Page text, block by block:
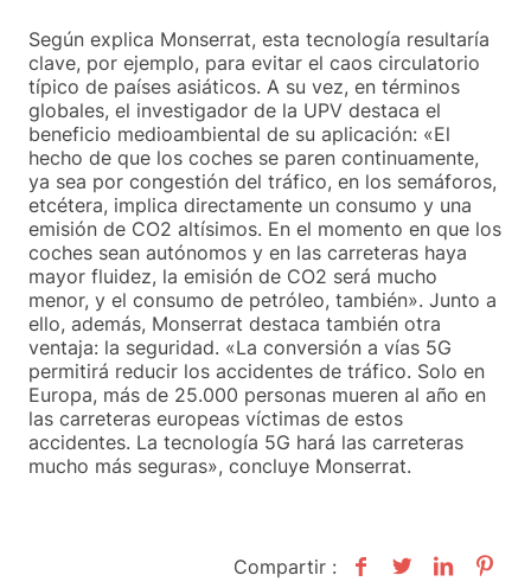
Según explica Monserrat, esta tecnología resultaría
clave, por ejemplo, para evitar el caos circulatorio
típico de países asiáticos. A su vez, en términos
globales, el investigador de la UPV destaca el
beneficio medioambiental de su aplicación: «El
hecho de que los coches se paren continuamente,
ya sea por congestión del tráfico, en los semáforos,
etcétera, implica directamente un consumo y una
emisión de CO2 altísimos. En el momento en que los
coches sean autónomos y en las carreteras haya
mayor fluidez, la emisión de CO2 será mucho
menor, y el consumo de petróleo, también». Junto a
ello, además, Monserrat destaca también otra
ventaja: la seguridad. «La conversión a vías 5G
permitirá reducir los accidentes de tráfico. Solo en
Europa, más de 25.000 personas mueren al año en
las carreteras europeas víctimas de estos
accidentes. La tecnología 5G hará las carreteras
mucho más seguras», concluye Monserrat.
Compartir :